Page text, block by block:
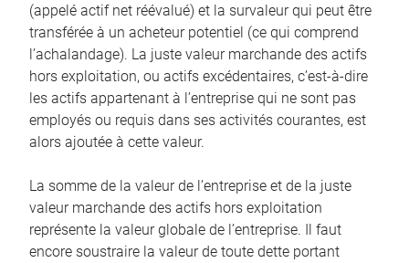
(appelé actif net réévalué) et la survaleur qui peut être
transférée à un acheteur potentiel (ce qui comprend
l’achalandage). La juste valeur marchande des actifs
hors exploitation, ou actifs excédentaires, c’est-à-dire
les actifs appartenant à l’entreprise qui ne sont pas
employés ou requis dans ses activités courantes, est
alors ajoutée à cette valeur.
La somme de la valeur de l’entreprise et de la juste
valeur marchande des actifs hors exploitation
représente la valeur globale de l’entreprise. Il faut
encore soustraire la valeur de toute dette portant